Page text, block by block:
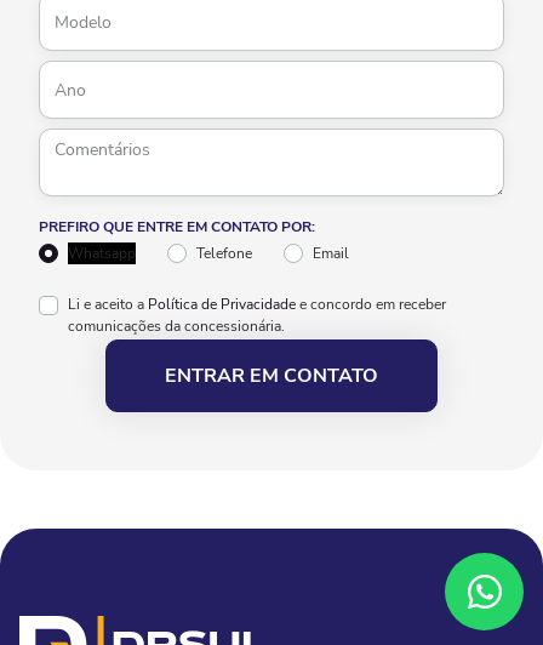
PREFIRO QUE ENTRE EM CONTATO POR:
Whatsapp
Telefone Email
Li e aceito a Política de Privacidadee concordo em receber
comunicações da concessionária.
ENTRAR EM CONTATO